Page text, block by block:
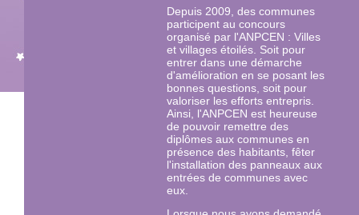
Depuis 2009, des communes
participent au concours
organisé par l'ANPCEN : Villes
et villages étoilés. Soit pour
entrer dans une démarche
d'amélioration en se posant les
bonnes questions, soit pour
valoriser les efforts entrepris.
Ainsi, l'ANPCEN est heureuse
de pouvoir remettre des
diplômes aux communes en
présence des habitants, fêter
l'installation des panneaux aux
entrées de communes avec
eux.